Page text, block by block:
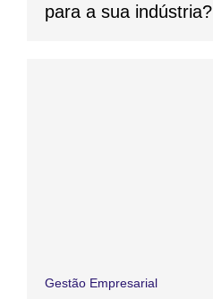
para a sua indústria?
Gestão Empresarial